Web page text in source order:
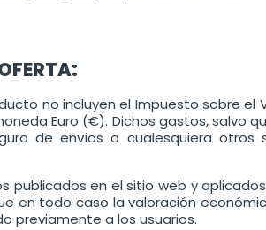
no incluyen el Impuesto sobre el
Euro (€). Dichos gastos, salvo
de envíos o cualesquiera
publicados en el sitio web y
en todo caso la valoración
previamente a los usuarios.